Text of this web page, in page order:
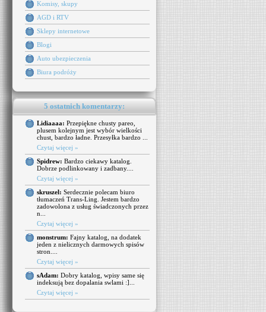
Komisy, skupy
AGD i RTV
Sklepy internetowe
Blogi
Auto ubezpieczenia
Biura podróży
5 ostatnich komentarzy:
Lidiaaaa: Przepiękne chusty pareo,
plusem kolejnym jest wybór wielkości
chust, bardzo ładne. Przesyłka bardzo ...
Czytaj więcej »
Spidrew: Bardzo ciekawy katalog.
Dobrze podlinkowany i zadbany....
Czytaj więcej »
skruszel: Serdecznie polecam biuro
tłumaczeń Trans-Ling. Jestem bardzo
zadowolona z usług świadczonych przez
n...
Czytaj więcej »
monstrum: Fajny katalog, na dodatek
jeden z nielicznych darmowych spisów
stron....
Czytaj więcej »
sAdam: Dobry katalog, wpisy same się
indeksują bez dopalania swlami :]...
Czytaj więcej »